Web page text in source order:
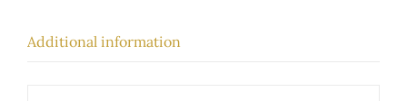
Additional information